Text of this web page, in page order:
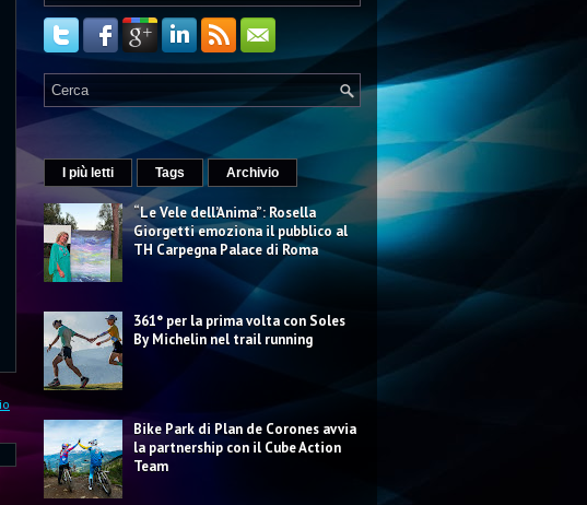
I più letti Tags Archivio
“Le Vele dell’Anima”: Rosella
Giorgetti emoziona il pubblico al
TH Carpegna Palace di Roma
361° per la prima volta con Soles
By Michelin nel trail running
Bike Park di Plan de Corones avvia
la partnership con il Cube Action
Team